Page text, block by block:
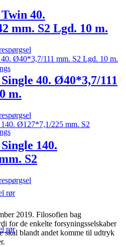
rør
rør
40.
mm. S2 Lgd. 10 m.
40. Ø40*3,7/111
m.
140.
S2
2019. Filosofien bag
for de enkelte forsyningsselskaber
skal blandt andet komme til udtryk